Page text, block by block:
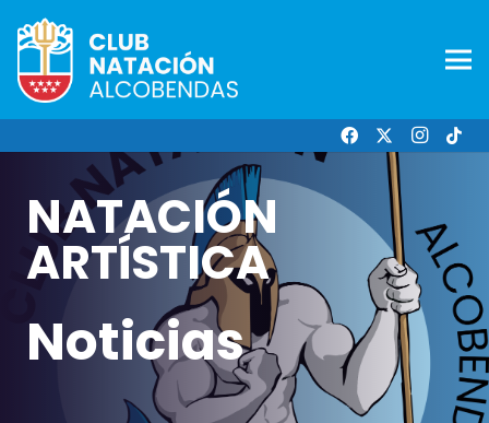
NATACIÓN
ARTÍSTICA
Noticias